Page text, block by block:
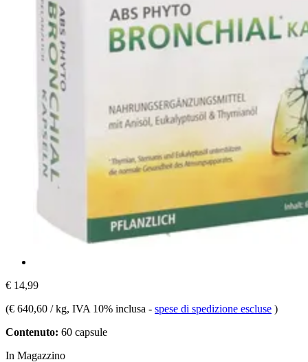
€ 14,99
(€ 640,60 / kg, IVA 10% inclusa - spese di spedizione escluse )
Contenuto: 60 capsule
In Magazzino